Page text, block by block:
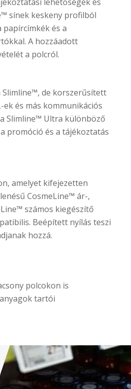
sínek keskeny profilból
papírcímkék és a
A hozzáadott
a polcról.
de korszerűsített
és más kommunikációs
Slimline™ Ultra különböző
promóció és a tájékoztatás
amelyet kifejezetten
CosmeLine™ ár-,
számos kiegészítő
Beépített nyílás teszi
hozzá.
polcokon is
tartói